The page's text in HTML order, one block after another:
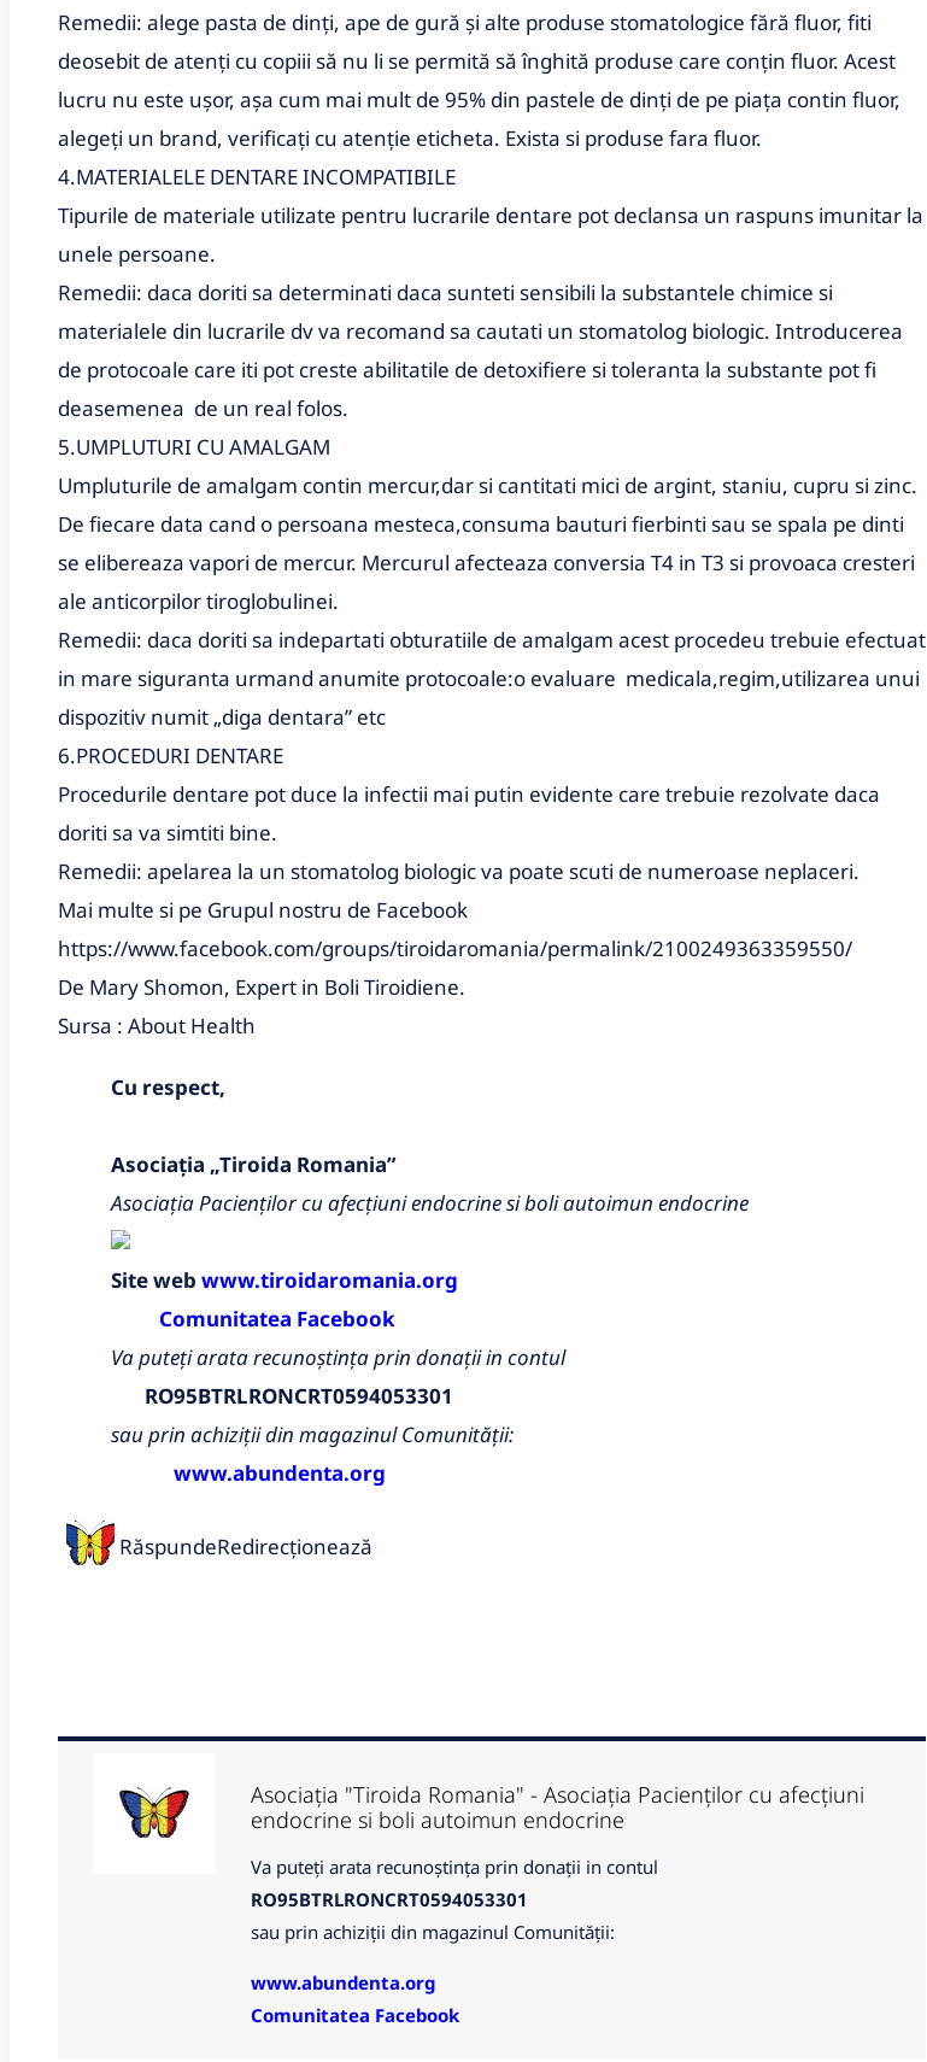
Remedii: alege pasta de dinți, ape de gură și alte produse stomatologice fără fluor, fiti
deosebit de atenți cu copiii să nu li se permită să înghită produse care conțin fluor. Acest
lucru nu este ușor, așa cum mai mult de 95% din pastele de dinți de pe piața contin fluor,
alegeți un brand, verificați cu atenție eticheta. Exista si produse fara fluor.
4.MATERIALELE DENTARE INCOMPATIBILE
Tipurile de materiale utilizate pentru lucrarile dentare pot declansa un raspuns imunitar la
unele persoane.
Remedii: daca doriti sa determinati daca sunteti sensibili la substantele chimice si
materialele din lucrarile dv va recomand sa cautati un stomatolog biologic. Introducerea
de protocoale care iti pot creste abilitatile de detoxifiere si toleranta la substante pot fi
deasemenea de un real folos.
5.UMPLUTURI CU AMALGAM
Umpluturile de amalgam contin mercur,dar si cantitati mici de argint, staniu, cupru si zinc.
De fiecare data cand o persoana mesteca,consuma bauturi fierbinti sau se spala pe dinti
se elibereaza vapori de mercur. Mercurul afecteaza conversia T4 in T3 si provoaca cresteri
ale anticorpilor tiroglobulinei.
Remedii: daca doriti sa indepartati obturatiile de amalgam acest procedeu trebuie efectuat
in mare siguranta urmand anumite protocoale:o evaluare medicala,regim,utilizarea unui
dispozitiv numit „diga dentara” etc
6.PROCEDURI DENTARE
Procedurile dentare pot duce la infectii mai putin evidente care trebuie rezolvate daca
doriti sa va simtiti bine.
Remedii: apelarea la un stomatolog biologic va poate scuti de numeroase neplaceri.
Mai multe si pe Grupul nostru de Facebook
https://www.facebook.com/groups/tiroidaromania/permalink/2100249363359550/
De Mary Shomon, Expert in Boli Tiroidiene.
Sursa : About Health
Cu respect,
Asociația „Tiroida Romania”
AsociațiaPacienților cu afecțiuni endocrine si boli autoimun endocrine
Site web www.tiroidaromania.org
Comunitatea Facebook
Va puteți arata recunoștința prin donații in contul
RO95BTRLRONCRT0594053301
sau prin achiziții din magazinul Comunității:
www.abundenta.org
RăspundeRedirecționează
Asociația "Tiroida Romania" - Asociația Pacienților cu afecțiuni
endocrine si boli autoimun endocrine
Va puteți arata recunoștința prin donații in contul
RO95BTRLRONCRT0594053301
sau prin achiziții din magazinul Comunității:
www.abundenta.org
Comunitatea Facebook